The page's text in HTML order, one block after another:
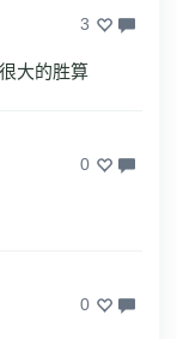
3
大的胜算
0
0